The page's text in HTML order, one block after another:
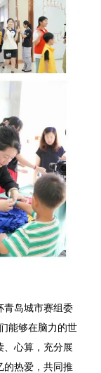
青岛城市赛组委
能够在脑力的世
、心算，充分展
的热爱，共同推